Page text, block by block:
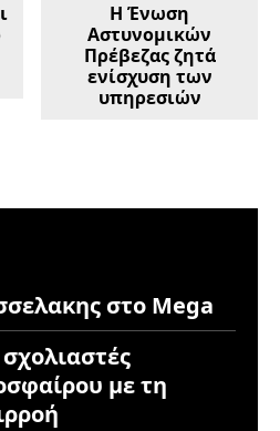
Η Ένωση
Αστυνομικών
Πρέβεζας ζητά
ενίσχυση των
υπηρεσιών
στο Mega
σχολιαστές
με τη